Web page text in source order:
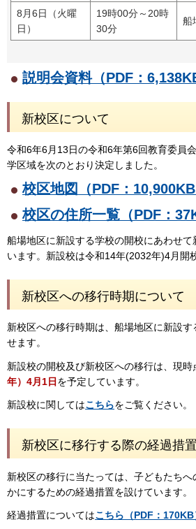
8月6日（火曜
日）
19時00分～20時
30分
船
説明会資料（PDF：
新校区について
令和6年6月13日の令和6年第6回教育委員
学区域を次のとおり決定しました。
校区地図（PDF：10,900KB
校区の住所一覧（PDF：
船場地区に新設する学校の開校にあわせ
います。新設校は令和14年(2032年)4月開
新校区への移行時期について
新校区への移行時期は、船場地区に新設
せます。
新設校の開校及び新校区への移行は、現時
年）4月1日 を予定しています。
新設校に関してはこちらをご覧ください。
新校区に移行する際の経過措
新校区の移行に当たっては、子どもたち
かにするための経過措置を設けています。
経過措置についてはこちら（PDF：170KB